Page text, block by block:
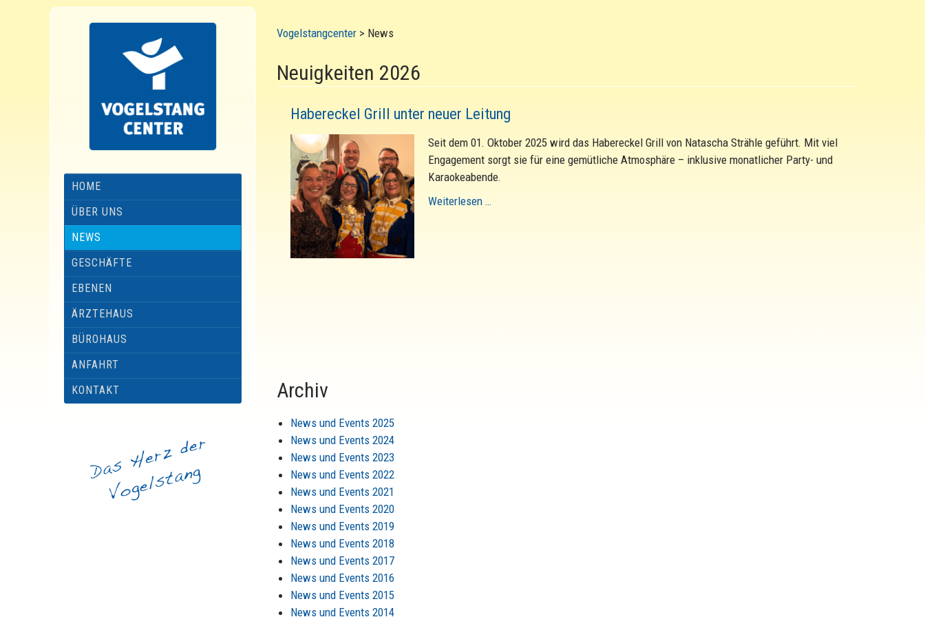
HOME
ÜBER UNS
NEWS
GESCHÄFTE
EBENEN
ÄRZTEHAUS
BÜROHAUS
ANFAHRT
KONTAKT
Vogelstangcenter > News
Neuigkeiten 2026
Habereckel Grill unter neuer Leitung
Seit dem 01. Oktober 2025 wird das Habereckel Grill von Natascha Strähle geführt. Mit viel
Engagement sorgt sie für eine gemütliche Atmosphäre – inklusive monatlicher Party- und
Karaokeabende.
Weiterlesen …
Archiv
News und Events 2025
News und Events 2024
News und Events 2023
News und Events 2022
News und Events 2021
News und Events 2020
News und Events 2019
News und Events 2018
News und Events 2017
News und Events 2016
News und Events 2015
News und Events 2014